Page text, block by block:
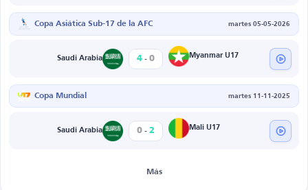
Copa Asiática Sub-17 de la AFC martes 05-05-2026
Saudi Arabia 4 - 0 Myanmar U17
Copa Mundial martes 11-11-2025
Saudi Arabia 0 - 2 Mali U17
Más